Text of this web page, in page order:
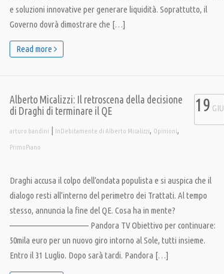
e soluzioni innovative per generare liquidità. Soprattutto, il
Governo dovrà dimostrare che […]
Read more
Alberto Micalizzi: Il retroscena della decisione
di Draghi di terminare il QE
arturo bandini | InDebitamente di Alberto Micalizzi, Opinioni,
PrimoPiano
19 GIU
Draghi accusa il colpo dell’ondata populista e si auspica che il
dialogo resti all’interno del perimetro dei Trattati. Al tempo
stesso, annuncia la fine del QE. Cosa ha in mente?
———————————— Pandora TV Obiettivo per continuare:
50mila euro per un nuovo giro intorno al Sole, tutti insieme.
Entro il 31 Luglio. Dopo sarà tardi. Pandora […]